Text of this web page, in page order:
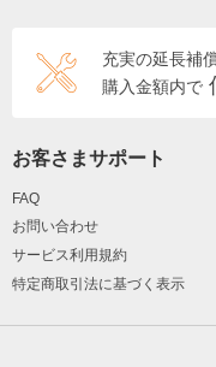
充実の延長補
購入金額内で
お客さまサポート
FAQ
お問い合わせ
サービス利用規約
特定商取引法に基づく表示